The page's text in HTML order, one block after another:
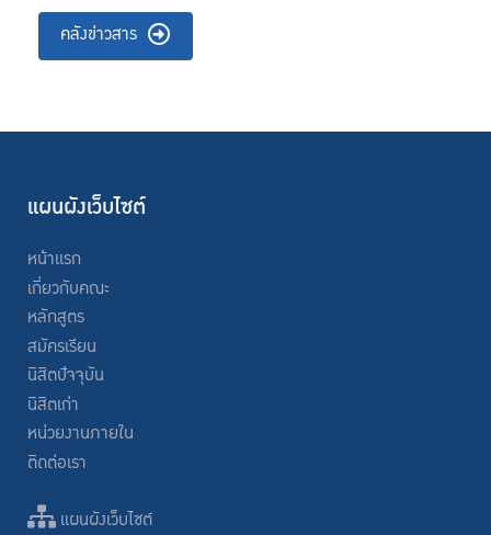
คลังข่าวสาร
แผนผังเว็บไซต์
หน้าแรก
เกี่ยวกับคณะ
หลักสูตร
สมัครเรียน
นิสิตปัจจุบัน
นิสิตเก่า
หน่วยงานภายใน
ติดต่อเรา
แผนผังเว็บไซต์